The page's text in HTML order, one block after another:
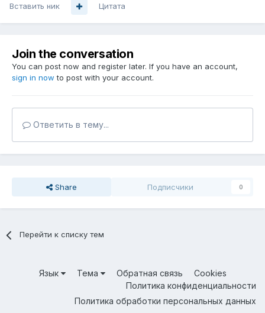
Вставить ник Цитата
Join the conversation
You can post now and register later. If you have an account,
sign in now to post with your account.
Ответить в тему...
Share Подписчики 0
Перейти к списку тем
Язык Тема Обратная связь
Cookies
Политика конфиденциальности
Политика обработки персональных данных